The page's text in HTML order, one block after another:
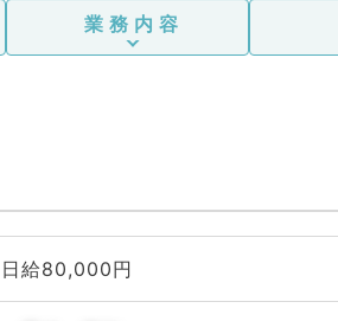
業務内容
日給80,000円